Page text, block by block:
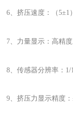
6、挤压速度：（5±1
7、力量显示：高精
8、传感器分辨率：1/
9、挤压力显示精度